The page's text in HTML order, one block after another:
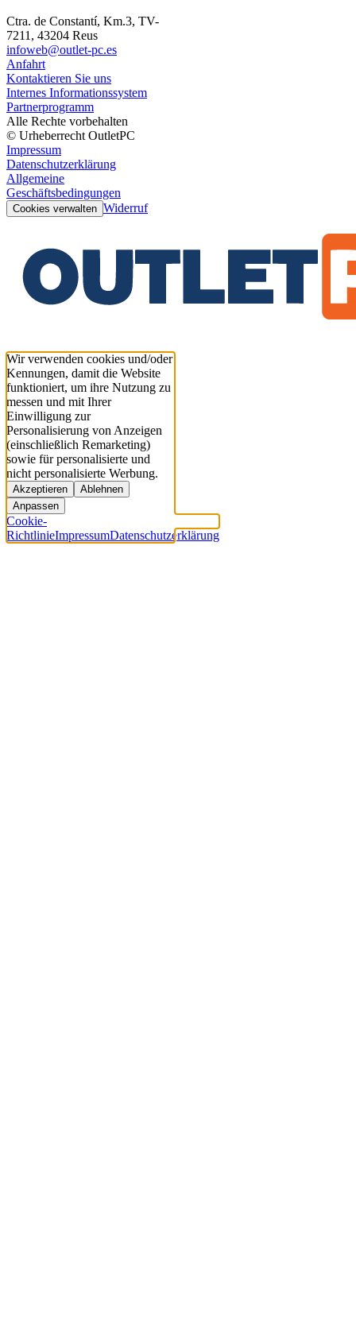
Ctra. de Constantí, Km.3, TV-
7211, 43204 Reus
infoweb@outlet-pc.es
Anfahrt
Kontaktieren Sie uns
Internes Informationssystem
Partnerprogramm
Alle Rechte vorbehalten
© Urheberrecht OutletPC
Impressum
Datenschutzerklärung
Allgemeine
Geschäftsbedingungen
Cookies verwalten Widerruf
Wir verwenden cookies und/oder
Kennungen, damit die Website
funktioniert, um ihre Nutzung zu
messen und mit Ihrer
Einwilligung zur
Personalisierung von Anzeigen
(einschließlich Remarketing)
sowie für personalisierte und
nicht personalisierte Werbung.
Akzeptieren
Ablehnen
Anpassen
Cookie-
RichtlinieImpressumDatenschutzerklärung